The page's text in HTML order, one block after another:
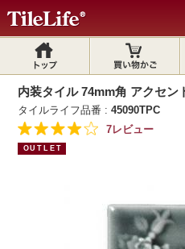
内装タイル 74mm角 アクセン
タイルライフ品番 :45090TPC
7レビュー
OUTLET